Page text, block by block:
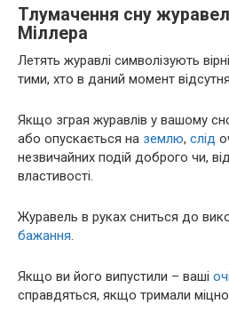
Тлумачення сну
Міллера
Летять журавлі символізують
тими, хто в даний момент
Якщо зграя журавлів у вашому
або опускається на землю, слід
незвичайних подій доброго чи,
властивості.
Журавель в руках сниться до
бажання.
Якщо ви його випустили – ваші
справдяться, якщо тримали